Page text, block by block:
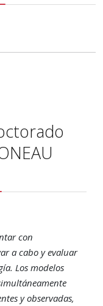
con
a cabo y evaluar
Los modelos
yobservadas,